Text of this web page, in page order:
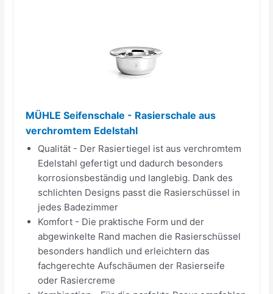
MÜHLE Seifenschale - Rasierschale aus
verchromtem Edelstahl
Qualität - Der Rasiertiegel ist aus verchromtem
Edelstahl gefertigt und dadurch besonders
korrosionsbeständig und langlebig. Dank des
schlichten Designs passt die Rasierschüssel in
jedes Badezimmer
Komfort - Die praktische Form und der
abgewinkelte Rand machen die Rasierschüssel
besonders handlich und erleichtern das
fachgerechte Aufschäumen der Rasierseife
oder Rasiercreme